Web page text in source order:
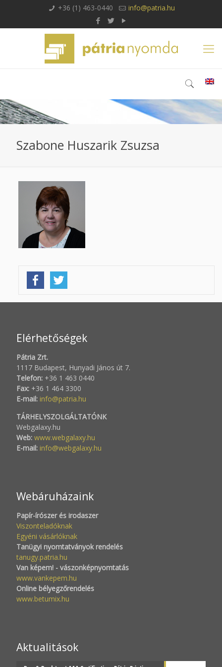
+36 (1) 463-0440 info@patria.hu
Szabone Huszarik Zsuzsa
Elérhetőségek
Pátria Zrt.
1117 Budapest, Hunyadi János út 7.
Telefon: +36 1 463 0440
Fax: +36 1 464 3300
E-mail: info@patria.hu
TÁRHELYSZOLGÁLTATÓNK
Webgalaxy.hu
Web: www.webgalaxy.hu
E-mail: info@webgalaxy.hu
Webáruházaink
Papír-írószer és irodaszer
Viszonteladóknak
Egyéni vásárlóknak
Tanügyi nyomtatványok rendelés
tanugy.patria.hu
Van képem! - vászonképnyomtatás
www.vankepem.hu
Online bélyegzőrendelés
www.betumix.hu
Aktualitások